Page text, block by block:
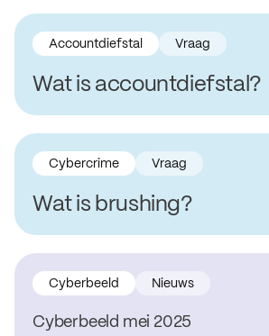
Wat is accountdiefstal?
Accountdiefstal Vraag
Wat is brushing?
Cybercrime Vraag
Cyberbeeld mei 2025
Cyberbeeld Nieuws